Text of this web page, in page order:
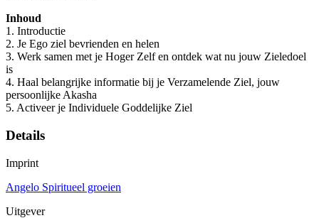
Inhoud
1. Introductie
2. Je Ego ziel bevrienden en helen
3. Werk samen met je Hoger Zelf en ontdek wat nu jouw Zieledoel
is
4. Haal belangrijke informatie bij je Verzamelende Ziel, jouw
persoonlijke Akasha
5. Activeer je Individuele Goddelijke Ziel
Details
Imprint
Angelo Spiritueel groeien
Uitgever